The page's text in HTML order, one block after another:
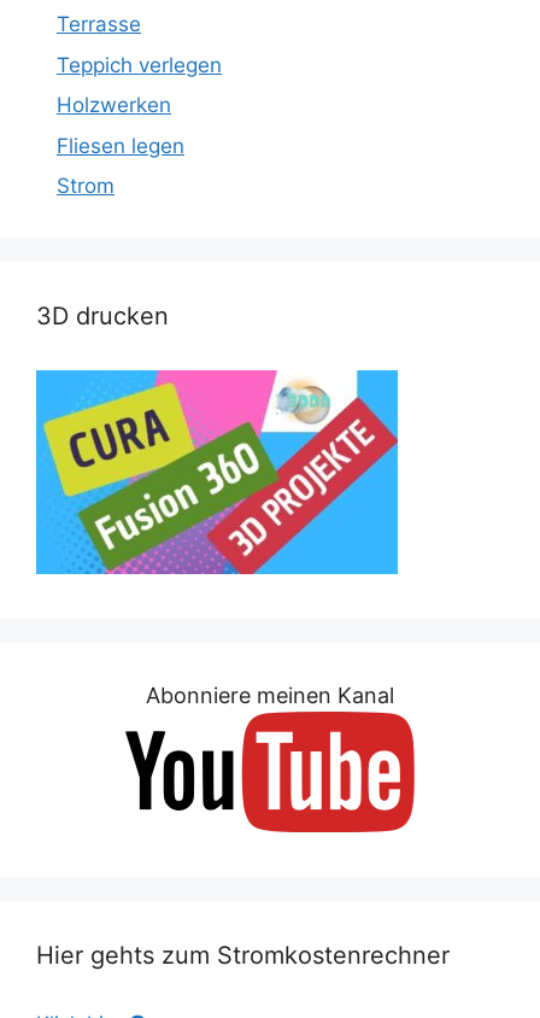
Terrasse
Teppich verlegen
Holzwerken
Fliesen legen
Strom
3D drucken
Abonniere meinen Kanal
Hier gehts zum Stromkostenrechner